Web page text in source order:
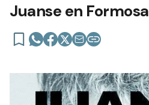
Juanse en Formosa